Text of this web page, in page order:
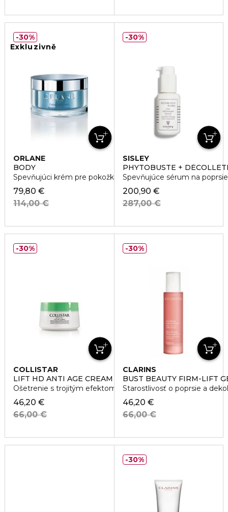
Exkluzivně
ORLANE
BODY
Spevňujúci krém pre pokožku paží
79,80 €
114,00 €
30%
SISLEY
PHYTOBUSTE +
Spevňujúce sérum na
200,90 €
287,00 €
30%
COLLISTAR
LIFT HD ANTI AGE CREAM
Ošetrenie s trojitým efektom
46,20 €
66,00 €
30%
CLARINS
BUST BEAUTY FIRM-LIFT
Starostlivosť o poprsie a
46,20 €
66,00 €
30%
30%